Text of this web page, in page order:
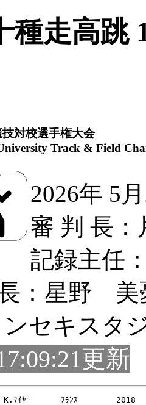
種走高跳
対校選手権大会
Track & Field
2026年 5
審 判 長
記録主任
：星野 美
セキスタ
更新
ﾏｲﾔｰ   　　ﾌﾗﾝｽ 　　　  2018